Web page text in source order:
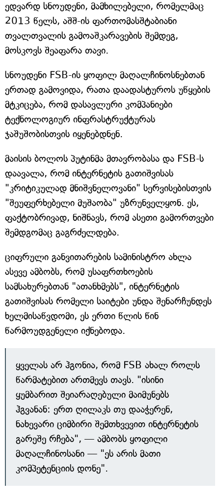
ედვარდ სნოუდენი, მამხილებელი, რომელმაც
2013 წელს, აშშ-ის ფართომასშტაბიანი
თვალთვალის გამოაშკარავების შემდეგ,
მოსკოვს შეაფარა თავი.
სნოუდენი FSB-ის ყოფილ მაღალჩინოსნებთან
ერთად გამოვიდა, რათა დაადასტუროს უწყების
მტკიცება, რომ დასავლური კომპანიები
ტექნოლოგიურ ინფრასტრუქტურას
ჯაშუშობისთვის იყენებდნენ.
მაისის ბოლოს პუტინმა მთავრობასა და FSB-ს
დაავალა, რომ ინტერნეტის გათიშვისას
"კრიტიკულად მნიშვნელოვანი" სერვისებისთვის
"შეუფერხებელი მუშაობა" უზრუნველყონ. ეს,
ფაქტობრივად, ნიშნავს, რომ ასეთი გამორთვები
შემდგომაც გაგრძელდება.
ციფრული განვითარების სამინისტრო ახლა
ასევე ამბობს, რომ უსაფრთხოების
სამსახურებთან "ათანხმებს", ინტერნეტის
გათიშვისას რომელი საიტები უნდა შენარჩუნდეს
ხელმისაწვდომი, ეს ერთი წლის წინ
წარმოუდგენელი იქნებოდა.
ყველას არ ჰგონია, რომ FSB ახალ როლს
წარმატებით ართმევს თავს. "ისინი
ყუმბარით შეიარაღებული მაიმუნებს
ჰგვანან: ერთ ღილაკს თუ დააჭერენ,
ნახევარი ციმბირი შემთხვევით ინტერნეტის
გარეშე რჩება", — ამბობს ყოფილი
მაღალჩინოსანი — "ეს არის მათი
კომპეტენციის დონე".